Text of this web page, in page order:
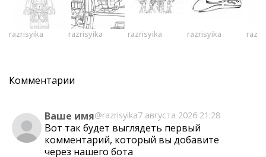
razrisyika razrisyika razrisyika razrisyika
Комментарии
Ваше имя@razrisyika7 августа 2026 21:28
Вот так будет выглядеть первый
комментарий, который вы добавите
через нашего бота